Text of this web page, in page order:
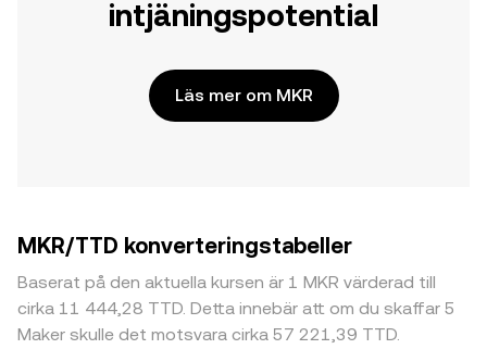
intjäningspotential
Läs mer om MKR
MKR/TTD konverteringstabeller
Baserat på den aktuella kursen är 1 MKR värderad till
cirka 11 444,28 TTD. Detta innebär att om du skaffar 5
Maker skulle det motsvara cirka 57 221,39 TTD.